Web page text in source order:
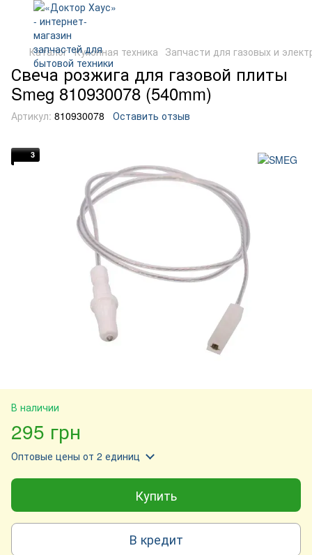
Каталог Кухонная техника Запчасти для газовых и
Свеча розжига для газовой плиты
Smeg 810930078 (540mm)
Артикул: 810930078 Оставить отзыв
3
В наличии
295 грн
Оптовые цены от 2 единиц
Купить
В кредит